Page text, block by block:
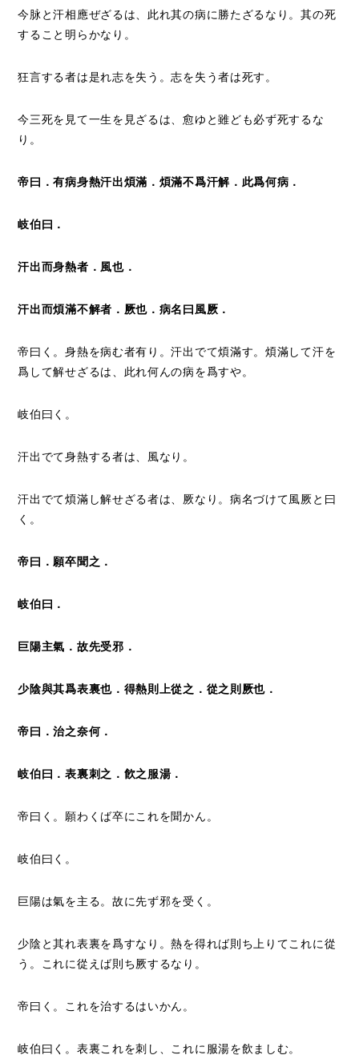
今脉と汗相應ぜざるは、此れ其の病に勝たざるなり。其の死
すること明らかなり。
狂言する者は是れ志を失う。志を失う者は死す。
今三死を見て一生を見ざるは、愈ゆと雖ども必ず死するな
り。
帝曰．有病身熱汗出煩滿．煩滿不爲汗解．此爲何病．
岐伯曰．
汗出而身熱者．風也．
汗出而煩滿不解者．厥也．病名曰風厥．
帝曰く。身熱を病む者有り。汗出でて煩滿す。煩滿して汗を
爲して解せざるは、此れ何んの病を爲すや。
岐伯曰く。
汗出でて身熱する者は、風なり。
汗出でて煩滿し解せざる者は、厥なり。病名づけて風厥と曰
く。
帝曰．願卒聞之．
岐伯曰．
巨陽主氣．故先受邪．
少陰與其爲表裏也．得熱則上從之．從之則厥也．
帝曰．治之奈何．
岐伯曰．表裏刺之．飮之服湯．
帝曰く。願わくば卒にこれを聞かん。
岐伯曰く。
巨陽は氣を主る。故に先ず邪を受く。
少陰と其れ表裏を爲すなり。熱を得れば則ち上りてこれに從
う。これに從えば則ち厥するなり。
帝曰く。これを治するはいかん。
岐伯曰く。表裏これを刺し、これに服湯を飲ましむ。